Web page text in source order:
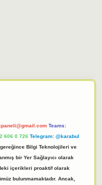
Teams:
606 0 726 Telegram: @karabul
gereğince Bilgi Teknolojileri ve
bir Yer Sağlayıcı olarak
içerikleri proaktif olarak
bulunmamaktadır. Ancak,